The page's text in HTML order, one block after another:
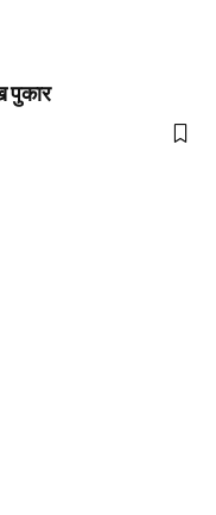
पुकार